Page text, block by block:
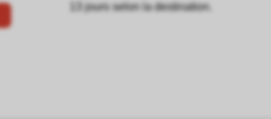
13 jours selon la destination.